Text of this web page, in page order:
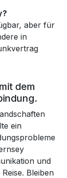
aber für
in
dem
ein
und
Bleiben